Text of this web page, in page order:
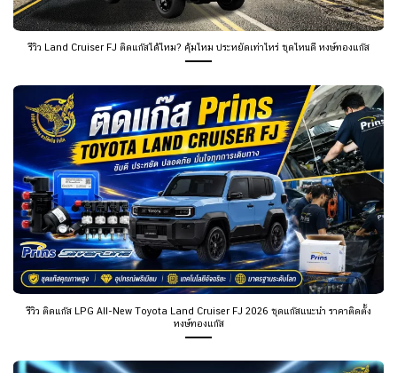
รีวิว Land Cruiser FJ ติดแก๊สได้ไหม? คุ้มไหม ประหยัดเท่าไหร่ ชุดไหนดี หงษ์ทองแก๊ส
รีวิว ติดแก๊ส LPG All-New Toyota Land Cruiser FJ 2026 ชุดแก๊สแนะนำ ราคาติดตั้ง
หงษ์ทองแก๊ส